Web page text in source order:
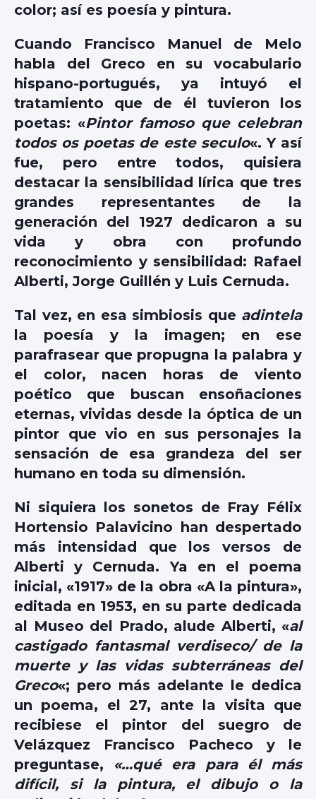
color; así es poesía y pintura.
Cuando Francisco Manuel de Melo
habla del Greco en su vocabulario
hispano-portugués, ya intuyó el
tratamiento que de él tuvieron los
poetas: «Pintor famoso que celebran
todos os poetas de este seculo«. Y así
fue, pero entre todos, quisiera
destacar la sensibilidad lírica que tres
grandes representantes de la
generación del 1927 dedicaron a su
vida y obra con profundo
reconocimiento y sensibilidad: Rafael
Alberti, Jorge Guillén y Luis Cernuda.
Tal vez, en esa simbiosis que adintela
la poesía y la imagen; en ese
parafrasear que propugna la palabra y
el color, nacen horas de viento
poético que buscan ensoñaciones
eternas, vividas desde la óptica de un
pintor que vio en sus personajes la
sensación de esa grandeza del ser
humano en toda su dimensión.
Ni siquiera los sonetos de Fray Félix
Hortensio Palavicino han despertado
más intensidad que los versos de
Alberti y Cernuda. Ya en el poema
inicial, «1917» de la obra «A la pintura»,
editada en 1953, en su parte dedicada
al Museo del Prado, alude Alberti, «al
castigado fantasmal verdiseco/ de la
muerte y las vidas subterráneas del
Greco«; pero más adelante le dedica
un poema, el 27, ante la visita que
recibiese el pintor del suegro de
Velázquez Francisco Pacheco y le
preguntase, «…qué era para él más
difícil, si la pintura, el dibujo o la